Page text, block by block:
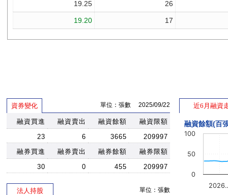
資券變化 單位：張數 2025/09/22
融資買進 融資賣出 融資餘額
融資限額
23
6 3665
209997
融券買進
融券賣出 融券餘額
融券限額
30
0 455 209997
法人持股 單位：張數
近6月融資
融資餘額(百
0
50
100